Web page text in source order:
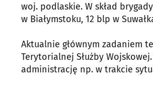
woj. podlaskie. W skład
w Białymstoku, 12 blp w
Aktualnie głównym zadaniem
Terytorialnej Służby
administrację np. w trakcie